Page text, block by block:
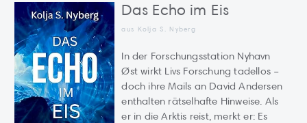
Das Echo im Eis
aus Kolja S. Nyberg
In der Forschungsstation Nyhavn
Øst wirkt Livs Forschung tadellos –
doch ihre Mails an David Andersen
enthalten rätselhafte Hinweise. Als
er in die Arktis reist, merkt er: Es